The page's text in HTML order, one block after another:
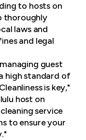
to hosts on
thoroughly
laws and
and legal
guest
high standard of
is key,"
host on
service
to ensure your